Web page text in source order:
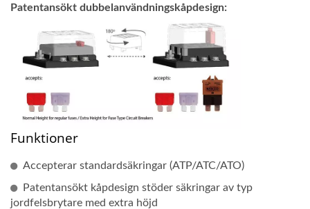
Patentansökt dubbelanvändningskåpdesign:
Funktioner
Accepterar standardsäkringar (ATP/ATC/ATO)
Patentansökt kåpdesign stöder säkringar av typ
jordfelsbrytare med extra höjd